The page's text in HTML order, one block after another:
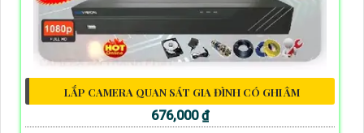
LẮP CAMERA QUAN SÁT GIA ĐÌNH CÓ GHI ÂM
676,000 ₫